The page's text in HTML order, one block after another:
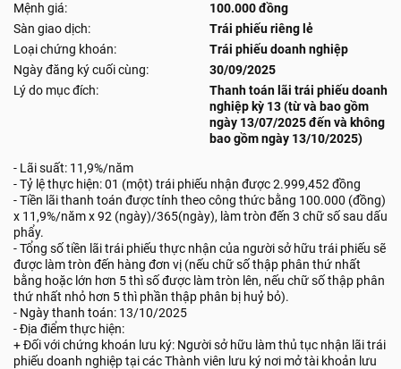
Mệnh giá:
100.000 đồng
Sàn giao dịch:
Trái phiếu riêng lẻ
Loại chứng khoán:
Trái phiếu doanh nghiệp
Ngày đăng ký cuối cùng:
30/09/2025
Lý do mục đích:
Thanh toán lãi trái phiếu doanh
nghiệp kỳ 13 (từ và bao gồm
ngày 13/07/2025 đến và không
bao gồm ngày 13/10/2025)
- Lãi suất: 11,9%/năm
- Tỷ lệ thực hiện: 01 (một) trái phiếu nhận được 2.999,452 đồng
- Tiền lãi thanh toán được tính theo công thức bằng 100.000 (đồng)
x 11,9%/năm x 92 (ngày)/365(ngày), làm tròn đến 3 chữ số sau dấu
phẩy.
- Tổng số tiền lãi trái phiếu thực nhận của người sở hữu trái phiếu sẽ
được làm tròn đến hàng đơn vị (nếu chữ số thập phân thứ nhất
bằng hoặc lớn hơn 5 thì số được làm tròn lên, nếu chữ số thập phân
thứ nhất nhỏ hơn 5 thì phần thập phân bị huỷ bỏ).
- Ngày thanh toán: 13/10/2025
- Địa điểm thực hiện:
+ Đối với chứng khoán lưu ký: Người sở hữu làm thủ tục nhận lãi trái
phiếu doanh nghiệp tại các Thành viên lưu ký nơi mở tài khoản lưu